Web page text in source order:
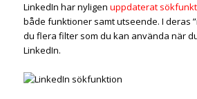
LinkedIn har nyligen uppdaterat
både funktioner samt utseende. I deras
du flera filter som du kan använda när
LinkedIn.